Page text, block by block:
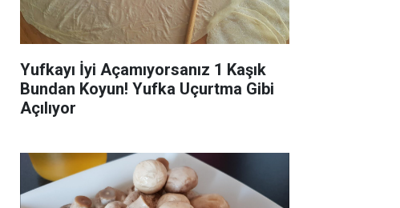
Yufkayı İyi Açamıyorsanız 1 Kaşık
Bundan Koyun! Yufka Uçurtma Gibi
Açılıyor